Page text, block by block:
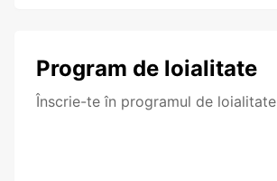
Program de loialitate
Înscrie-te în programul de loialitate